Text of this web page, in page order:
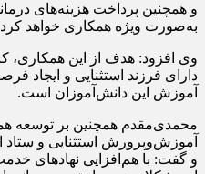
و همچنین پرداخت هزینه‌های
به‌صورت ویژه همکاری خواهد
وی افزود: هدف از این همکاری،
دارای فرزند استثنایی و ایجاد
آموزش این دانش‌آموزان است.
محمدی‌مقدم همچنین بر توسعه
آموزش‌وپرورش استثنایی و ستاد
و گفت: با هم‌افزایی نهادهای